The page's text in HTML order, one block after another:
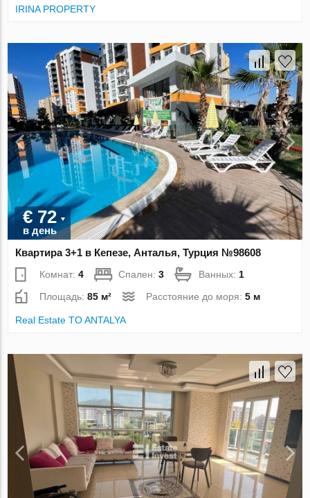
IRINA PROPERTY
€ 72
в день
Квартира 3+1 в Кепезе, Анталья, Турция №98608
Комнат:4 Спален:3 Ванных: 1
Площадь:85 м² Расстояние до моря:5 м
Real Estate TO ANTALYA